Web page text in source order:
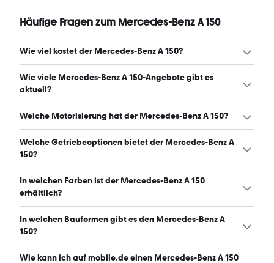
Häufige Fragen zum Mercedes-Benz A 150
Wie viel kostet der Mercedes-Benz A 150?
Ein guter Preis für einen Mercedes-Benz A 150 liegt
zwischen 1.699 € und 3.990 €. (Stand: 6.8.2026)
Wie viele Mercedes-Benz A 150-Angebote gibt es
aktuell?
Es gibt insgesamt 817 Mercedes-Benz A 150 bei
(Stand: 6.8.2026)
Welche Motorisierung hat der Mercedes-Benz A 150?
Der Mercedes-Benz A 150 hat Leistungen zwischen 95
und 95 PS. (Stand: 6.8.2026)
Welche Getriebeoptionen bietet der Mercedes-Benz A
150?
Der Mercedes-Benz A 150 ist mit manuellem und
automatischem Getriebe erhältlich. (Stand: 6.8.2026)
In welchen Farben ist der Mercedes-Benz A 150
erhältlich?
Den Mercedes-Benz A 150 gibt es in folgenden Farben:
silber, schwarz, grau, blau, gold, rot, braun, weiß, grün,
6.8.2026)
In welchen Bauformen gibt es den Mercedes-Benz A
150?
Den Mercedes-Benz A 150 gibt es in folgenden
Wie kann ich auf mobile.de einen Mercedes-Benz A 150